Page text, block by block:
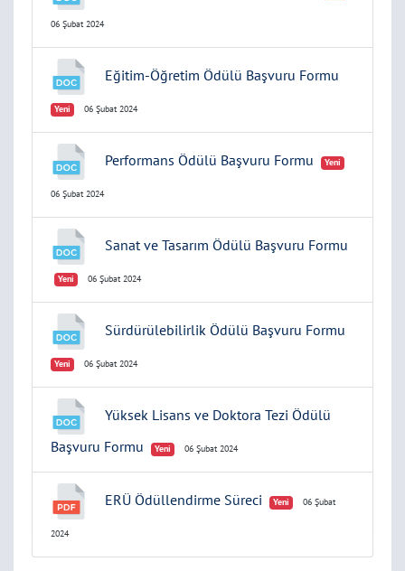
06 Şubat 2024
Eğitim-Öğretim Ödülü Başvuru Formu
Yeni 06 Şubat 2024
Performans Ödülü Başvuru Formu Yeni
06 Şubat 2024
Sanat ve Tasarım Ödülü Başvuru Formu
Yeni 06 Şubat 2024
Sürdürülebilirlik Ödülü Başvuru Formu
Yeni 06 Şubat 2024
Yüksek Lisans ve Doktora Tezi Ödülü
Başvuru Formu
Yeni 06 Şubat 2024
ERÜ Ödüllendirme Süreci Yeni 06 Şubat
2024